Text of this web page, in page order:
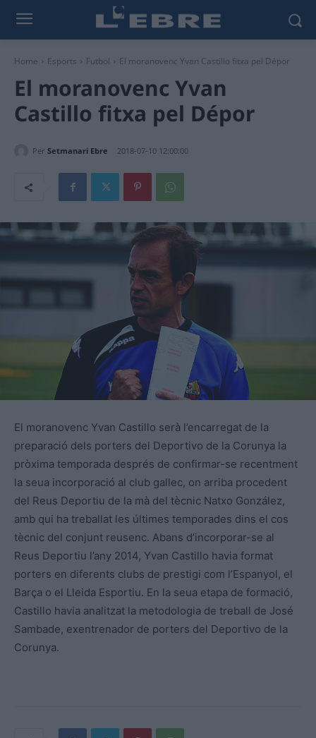
Home Esports Futbol El moranovenc Yvan Castillo fitxa pel Dépor
El moranovenc Yvan
Castillo fitxa pel Dépor
Per Setmanari Ebre 2018-07-10 12:00:00
El moranovenc Yvan Castillo serà l’encarregat de la
preparació dels porters del Deportivo de la Corunya la
pròxima temporada després de confirmar-se recentment
la seua incorporació al club gallec, on arriba procedent
del Reus Deportiu de la mà del tècnic Natxo González,
amb qui ha treballat les últimes temporades dins el cos
tècnic del conjunt reusenc. Abans d’incorporar-se al
Reus Deportiu l’any 2014, Yvan Castillo havia format
porters en diferents clubs de prestigi com l’Espanyol, el
Barça o el Lleida Esportiu. En la seua etapa de formació,
Castillo havia analitzat la metodologia de treball de José
Sambade, exentrenador de porters del Deportivo de la
Corunya.